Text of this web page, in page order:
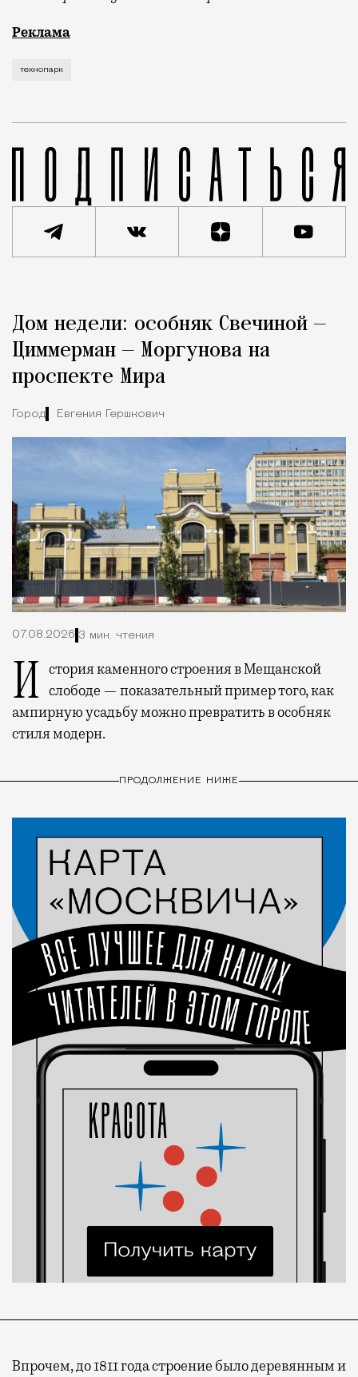
Рекламные кампании техники редко выходят за
Реклама
технопарк
Город
Дом недели: особняк Свечиной —
Циммерман — Моргунова на
проспекте Мира
Город Евгения Гершкович
07.08.2026 3 мин. чтения
История каменного строения в Мещанской слободе — показательный пример того, как
ампирную усадьбу можно превратить в особняк
стиля модерн.
ПРОДОЛЖЕНИЕ НИЖЕ
Впрочем, до 1811 года строение было деревянным и